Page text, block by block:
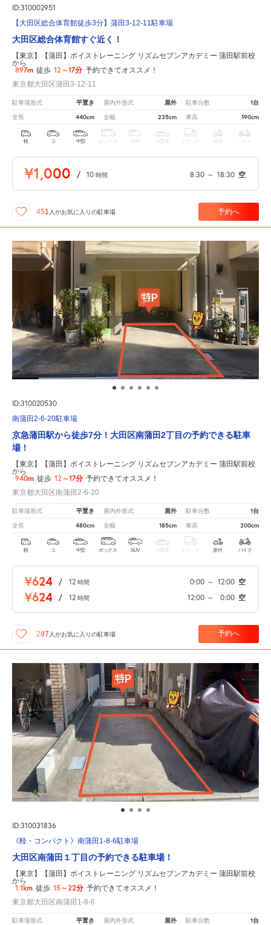
ID:310002951
【大田区総合体育館徒歩3分】蒲田3-12-11駐車場
大田区総合体育館すぐ近く！
【東京】【蒲田】ボイストレーニング リズムセブンアカデミー 蒲田駅前校
から
897m 徒歩 12～17分 予約できてオススメ！
東京都大田区蒲田3-12-11
駐車場形式 平置き 屋内外形式 屋外 駐車台数 1台
全長 440cm 全幅 235cm 車高 190cm
軽 コ 中型 ボックス SUV 大型車 トラック 原付 バイク
¥1,000 / 10 時間 8:30 ～ 18:30 空
451 人がお気に入りの駐車場 予約へ
ID:310020530
南蒲田2-6-20駐車場
京急蒲田駅から徒歩7分！大田区南蒲田2丁目の予約できる駐車
場！
【東京】【蒲田】ボイストレーニング リズムセブンアカデミー 蒲田駅前校
から
940m 徒歩 12～17分 予約できてオススメ！
東京都大田区南蒲田2-6-20
駐車場形式 平置き 屋内外形式 屋外 駐車台数 1台
全長 480cm 全幅 185cm 車高 200cm
軽 コ 中型 ボックス SUV 大型車 トラック 原付 バイク
¥624 / 12 時間 0:00 ～ 12:00 空
¥624 / 12 時間 12:00 ～ 0:00 空
287 人がお気に入りの駐車場 予約へ
ID:310031836
《軽・コンパクト》南蒲田1-8-6駐車場
大田区南蒲田１丁目の予約できる駐車場！
【東京】【蒲田】ボイストレーニング リズムセブンアカデミー 蒲田駅前校
から
1.1km 徒歩 15～22分 予約できてオススメ！
東京都大田区南蒲田1-8-6
駐車場形式 平置き 屋内外形式 屋外 駐車台数 1台